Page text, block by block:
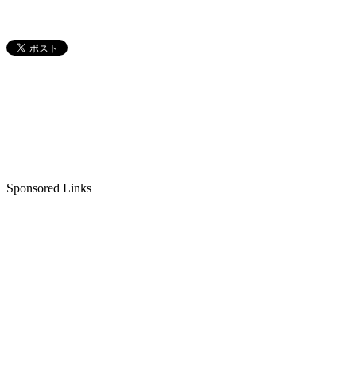
Sponsored Links